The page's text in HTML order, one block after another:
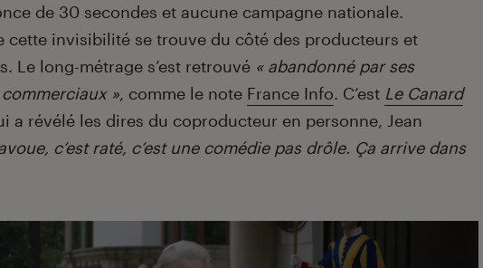
de 30 secondes et aucune campagne nationale.
cette invisibilité se trouve du côté des producteurs et
Le long-métrage s’est retrouvé « abandonné par ses
», comme le note France Info. C’est Le Canard
a révélé les dires du coproducteur en personne, Jean
c’est raté, c’est une comédie pas drôle. Ça arrive dans